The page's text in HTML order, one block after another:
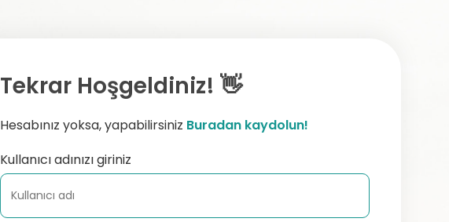
Tekrar Hoşgeldiniz! 👋
Hesabınız yoksa, yapabilirsiniz Buradan kaydolun!
Kullanıcı adınızı giriniz